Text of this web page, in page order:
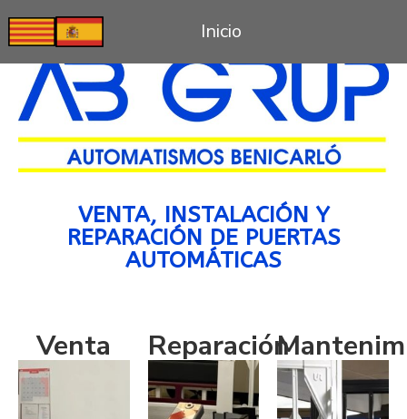
Inicio
VENTA, INSTALACIÓN Y
REPARACIÓN DE PUERTAS
AUTOMÁTICAS
Venta Reparación